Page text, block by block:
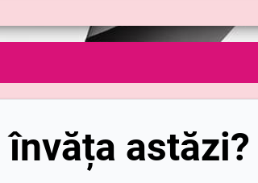
învăța astăzi?